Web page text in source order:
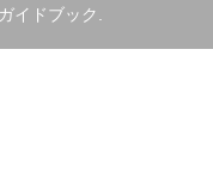
イドブック.